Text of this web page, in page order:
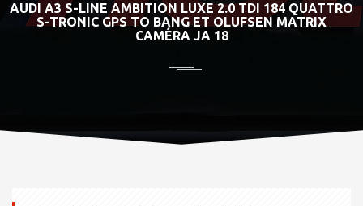
AUDI A3 S-LINE AMBITION LUXE 2.0 TDI 184 QUATTRO
S-TRONIC GPS TO BANG ET OLUFSEN MATRIX
CAMÉRA JA 18